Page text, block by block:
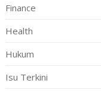
Finance
Health
Hukum
Isu Terkini